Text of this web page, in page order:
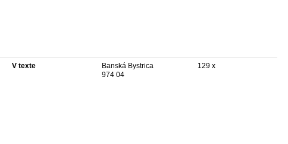
V texte
Banská Bystrica
974 04
129 x